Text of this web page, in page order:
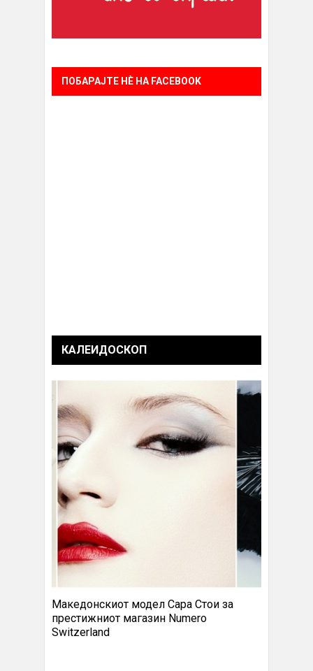
ПОБАРАЈТЕ НÈ НА FACEBOOK
КАЛЕИДОСКОП
Македонскиот модел Сара Стои за
престижниот магазин Numero
Switzerland